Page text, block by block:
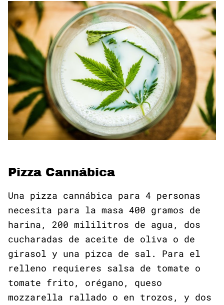
Pizza Cannábica
Una pizza cannábica para 4 personas
necesita para la masa 400 gramos de
harina, 200 mililitros de agua, dos
cucharadas de aceite de oliva o de
girasol y una pizca de sal. Para el
relleno requieres salsa de tomate o
tomate frito, orégano, queso
mozzarella rallado o en trozos, y dos